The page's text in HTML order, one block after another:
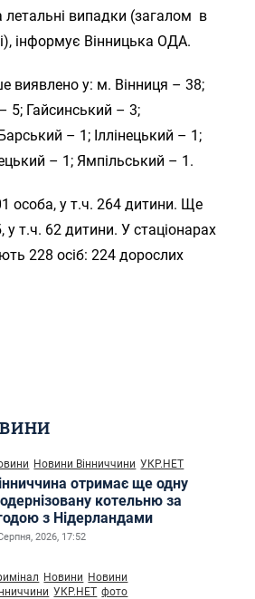
летальні випадки (загалом в
інформує Вінницька ОДА.
виявлено у: м. Вінниця – 38;
5; Гайсинський – 3;
– 1; Іллінецький – 1;
– 1; Ямпільський – 1.
особа, у т.ч. 264 дитини. Ще
у т.ч. 62 дитини. У стаціонарах
228 осіб: 224 дорослих
Новини Вінниччини УКР.НЕТ
отримає ще одну
котельню за
з Нідерландами
2026, 17:52
Новини Новини
УКР.НЕТ фото